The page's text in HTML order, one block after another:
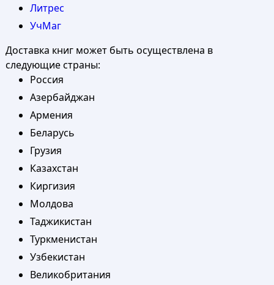
Литрес
УчМаг
Доставка книг может быть осуществлена в
следующие страны:
Россия
Азербайджан
Армения
Беларусь
Грузия
Казахстан
Киргизия
Молдова
Таджикистан
Туркменистан
Узбекистан
Великобритания